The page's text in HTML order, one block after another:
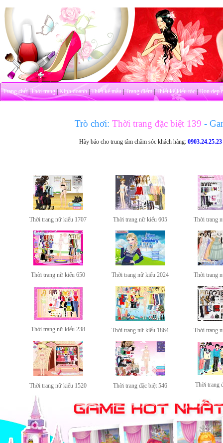
Trang chủ|Thời trang|Kinh doanh|Thiết kế mẫu|Trang điểm|Thiết kế kiểu tóc|Dọn dẹp
Trò chơi: Thời trang đặc biệt 139-
Hãy báo cho trung tâm chăm sóc khách hàng:0903.24.25.23
Thời trang nữ kiểu 1707 Thời trang nữ kiểu 605 Thời trang
Thời trang nữ kiểu 650 Thời trang nữ kiểu 2024 Thời trang
Thời trang nữ kiểu 238 Thời trang nữ kiểu 1864 Thời trang
Thời trang nữ kiểu 1520 Thời trang đặc biệt 546 Thời trang